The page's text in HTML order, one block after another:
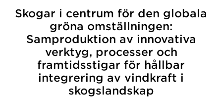
Skogar i centrum för den globala
gröna omställningen:
Samproduktion av innovativa
verktyg, processer och
framtidsstigar för hållbar
integrering av vindkraft i
skogslandskap